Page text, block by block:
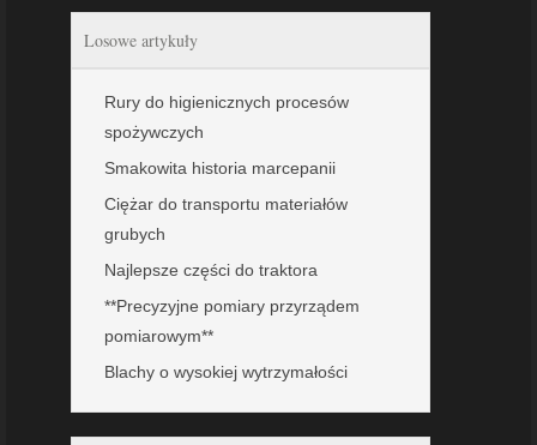
Losowe artykuły
Rury do higienicznych procesów
spożywczych
Smakowita historia marcepanii
Ciężar do transportu materiałów
grubych
Najlepsze części do traktora
**Precyzyjne pomiary przyrządem
pomiarowym**
Blachy o wysokiej wytrzymałości